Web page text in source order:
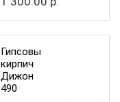
Гипсовый
кирпич
Дижон
490